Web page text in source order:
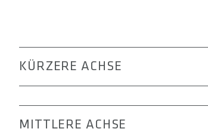
KÜRZERE ACHSE
somit geringer. Insbesondere in
MITTLERE ACHSE